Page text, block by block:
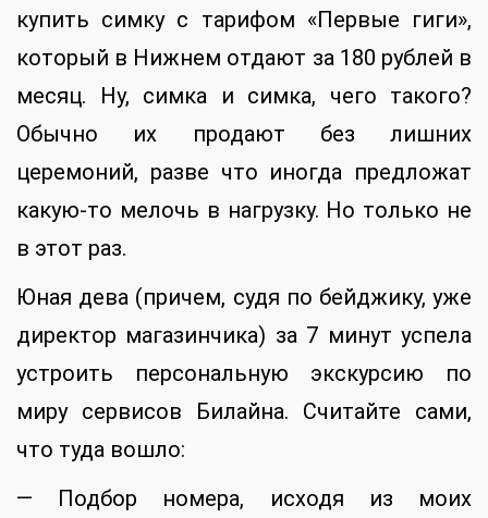
купить симку с тарифом «Первые гиги»,
который в Нижнем отдают за 180 рублей в
месяц. Ну, симка и симка, чего такого?
Обычно их продают без лишних
церемоний, разве что иногда предложат
какую-то мелочь в нагрузку. Но только не
в этот раз.
Юная дева (причем, судя по бейджику, уже
директор магазинчика) за 7 минут успела
устроить персональную экскурсию по
миру сервисов Билайна. Считайте сами,
что туда вошло:
— Подбор номера, исходя из моих